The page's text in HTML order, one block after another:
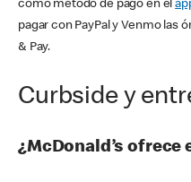
como método de pago en el
pagar con PayPal y Venmo las
& Pay.
Curbside y
¿McDonald’s